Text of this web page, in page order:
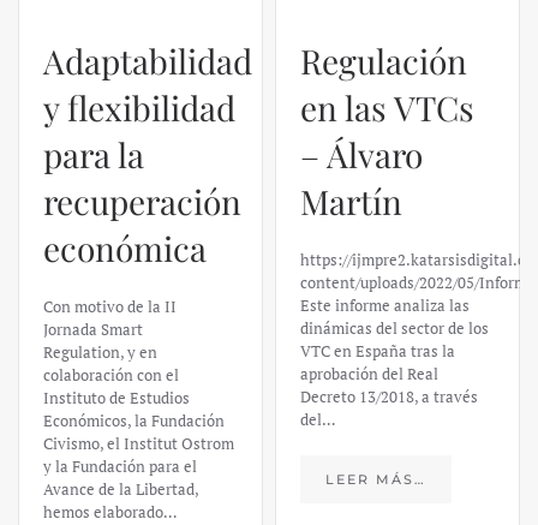
Adaptabilidad
y flexibilidad
para la
recuperación
económica
Con motivo de la II
Jornada Smart
Regulation, y en
colaboración con el
Instituto de Estudios
Económicos, la Fundación
Civismo, el Institut Ostrom
y la Fundación para el
Avance de la Libertad,
hemos elaborado…
Regulación
en las VTCs
– Álvaro
Martín
https://
content/uploads/2022/05/
Este informe analiza las
dinámicas del sector de los
VTC en España tras la
aprobación del Real
Decreto 13/2018, a través
del…
LEER MÁS…